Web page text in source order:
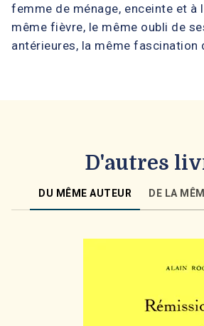
femme de ménage, enceinte et à
même fièvre, le même oubli de
antérieures, la même fascination
D'autres
DU MÊME AUTEUR DE LA